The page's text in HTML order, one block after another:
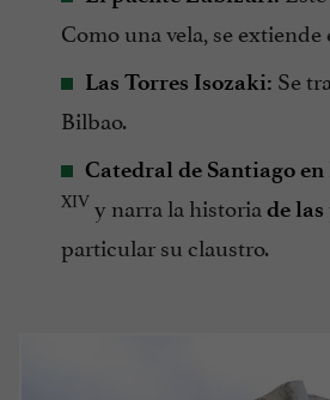
Como una vela, se
Las Torres Isozaki: Se
Bilbao.
Catedral de Santiago
XIVy narra la historia de
particular su claustro.